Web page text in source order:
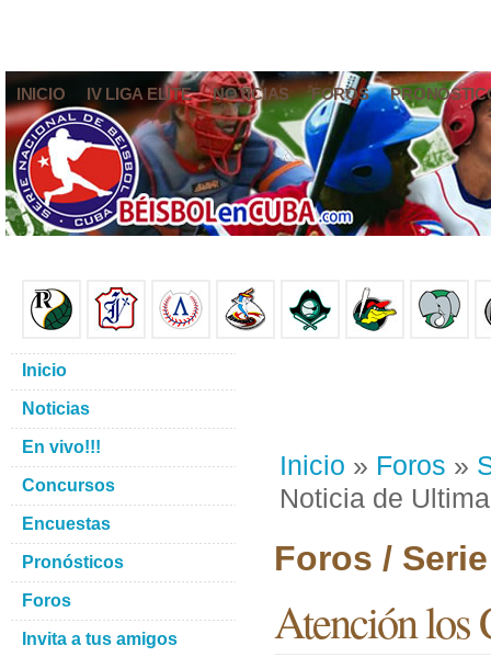
INICIO IV LIGA ELITE NOTICIAS FOROS
Inicio » Foros »
Noticia de
Foros /
Atención los
Inicio
Noticias
En vivo!!!
Concursos
Encuestas
Pronósticos
Foros
Invita a tus amigos